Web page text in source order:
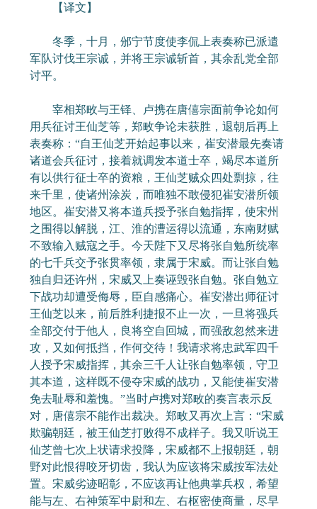
【译文】
冬季，十月，邠宁节度使李侃上表奏称已派遣
军队讨伐王宗诚，并将王宗诚斩首，其余乱党全部
讨平。
宰相郑畋与王铎、卢携在唐僖宗面前争论如何
用兵征讨王仙芝等，郑畋争论未获胜，退朝后再上
表奏称：“自王仙芝开始起事以来，崔安潜最先奏请
诸道会兵征讨，接着就调发本道士卒，竭尽本道所
有以供行征士卒的资粮，王仙芝贼众四处剽掠，往
来千里，使诸州涂炭，而唯独不敢侵犯崔安潜所领
地区。崔安潜又将本道兵授予张自勉指挥，使宋州
之围得以解脱，江、淮的漕运得以流通，东南财赋
不致输入贼寇之手。今天陛下又尽将张自勉所统率
的七千兵交予张贯率领，隶属于宋威。而让张自勉
独自归还许州，宋威又上奏诬毁张自勉。张自勉立
下战功却遭受侮辱，臣自感痛心。崔安潜出师征讨
王仙芝以来，前后胜利捷报不止一次，一旦将强兵
全部交付于他人，良将空自回城，而强敌忽然来进
攻，又如何抵挡，作何交待！我请求将忠武军四千
人授予宋威指挥，其余三千人让张自勉率领，守卫
其本道，这样既不侵夺宋威的战功，又能使崔安潜
免去耻辱和羞愧。”当时卢携对郑畋的奏言表示反
对，唐僖宗不能作出裁决。郑畋又再次上言：“宋威
欺骗朝廷，被王仙芝打败得不成样子。我又听说王
仙芝曾七次上状请求投降，宋威都不上报朝廷，朝
野对此恨得咬牙切齿，我认为应该将宋威按军法处
置。宋威劣迹昭彰，不应该再让他典掌兵权，希望
能与左、右神策军中尉和左、右枢密使商量，尽早